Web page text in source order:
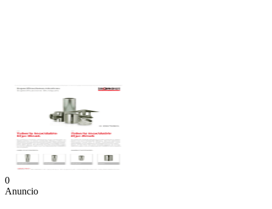
0
Anuncio